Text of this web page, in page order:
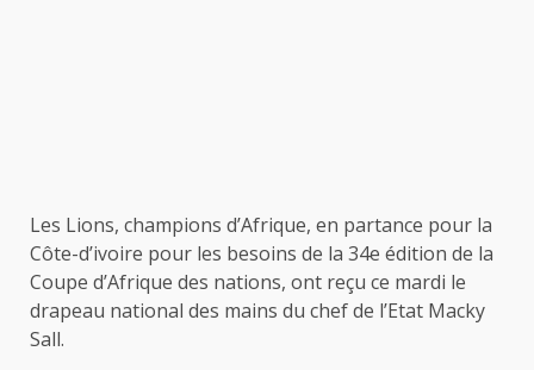
Les Lions, champions d’Afrique, en partance pour la
Côte-d’ivoire pour les besoins de la 34e édition de la
Coupe d’Afrique des nations, ont reçu ce mardi le
drapeau national des mains du chef de l’Etat Macky
Sall.